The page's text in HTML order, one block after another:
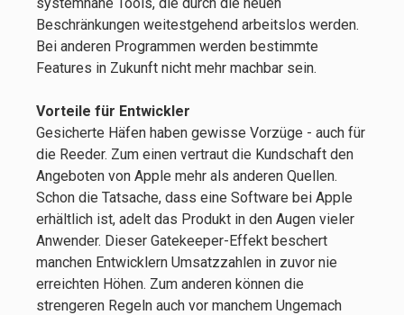
Beschränkungen weitestgehend arbeitslos werden.
Bei anderen Programmen werden bestimmte
Features in Zukunft nicht mehr machbar sein.
Vorteile für Entwickler
Gesicherte Häfen haben gewisse Vorzüge - auch für
die Reeder. Zum einen vertraut die Kundschaft den
Angeboten von Apple mehr als anderen Quellen.
Schon die Tatsache, dass eine Software bei Apple
erhältlich ist, adelt das Produkt in den Augen vieler
Anwender. Dieser Gatekeeper-Effekt beschert
manchen Entwicklern Umsatzzahlen in zuvor nie
erreichten Höhen. Zum anderen können die
strengeren Regeln auch vor manchem Ungemach